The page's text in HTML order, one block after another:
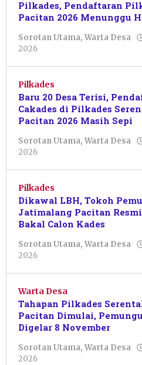
Pilkades, Pendaftaran
Pacitan 2026 Menunggu
Sorotan Utama, Warta Desa
2026
Shalahuddin
Pilkades
Baru 20 Desa Terisi,
Cakades di Pilkades
Pacitan 2026 Masih Sepi
Sorotan Utama, Warta Desa
2026
Shalahuddin
Pilkades
Dikawal LBH, Tokoh
Jatimalang Pacitan
Bakal Calon Kades
Sorotan Utama, Warta Desa
2026
Primanto
Warta Desa
Tahapan Pilkades
Pacitan Dimulai,
Digelar 8 November
Sorotan Utama, Warta Desa
2026